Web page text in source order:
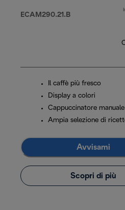
ECAM290.21.B
Il caffè più fresco
Display a colori
Cappuccinatore manuale
Ampia selezione di
Avvisami
Scopri di più